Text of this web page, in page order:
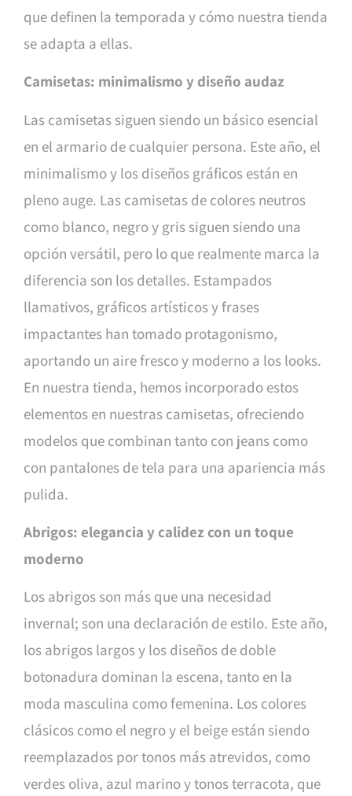
que definen la temporada y cómo nuestra tienda
se adapta a ellas.
Camisetas: minimalismo y diseño audaz
Las camisetas siguen siendo un básico esencial
en el armario de cualquier persona. Este año, el
minimalismo y los diseños gráficos están en
pleno auge. Las camisetas de colores neutros
como blanco, negro y gris siguen siendo una
opción versátil, pero lo que realmente marca la
diferencia son los detalles. Estampados
llamativos, gráficos artísticos y frases
impactantes han tomado protagonismo,
aportando un aire fresco y moderno a los looks.
En nuestra tienda, hemos incorporado estos
elementos en nuestras camisetas, ofreciendo
modelos que combinan tanto con jeans como
con pantalones de tela para una apariencia más
pulida.
Abrigos: elegancia y calidez con un toque
moderno
Los abrigos son más que una necesidad
invernal; son una declaración de estilo. Este año,
los abrigos largos y los diseños de doble
botonadura dominan la escena, tanto en la
moda masculina como femenina. Los colores
clásicos como el negro y el beige están siendo
reemplazados por tonos más atrevidos, como
verdes oliva, azul marino y tonos terracota, que